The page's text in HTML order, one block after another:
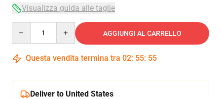
Visualizza guida alle taglie
AGGIUNGI AL CARRELLO
Questa vendita termina tra 02: 55: 54
Deliver to United States